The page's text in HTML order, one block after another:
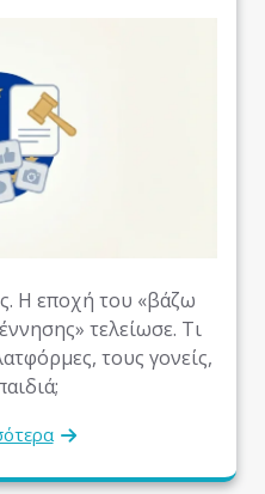
Η εποχή του «βάζω
τελείωσε. Τι
τους γονείς,